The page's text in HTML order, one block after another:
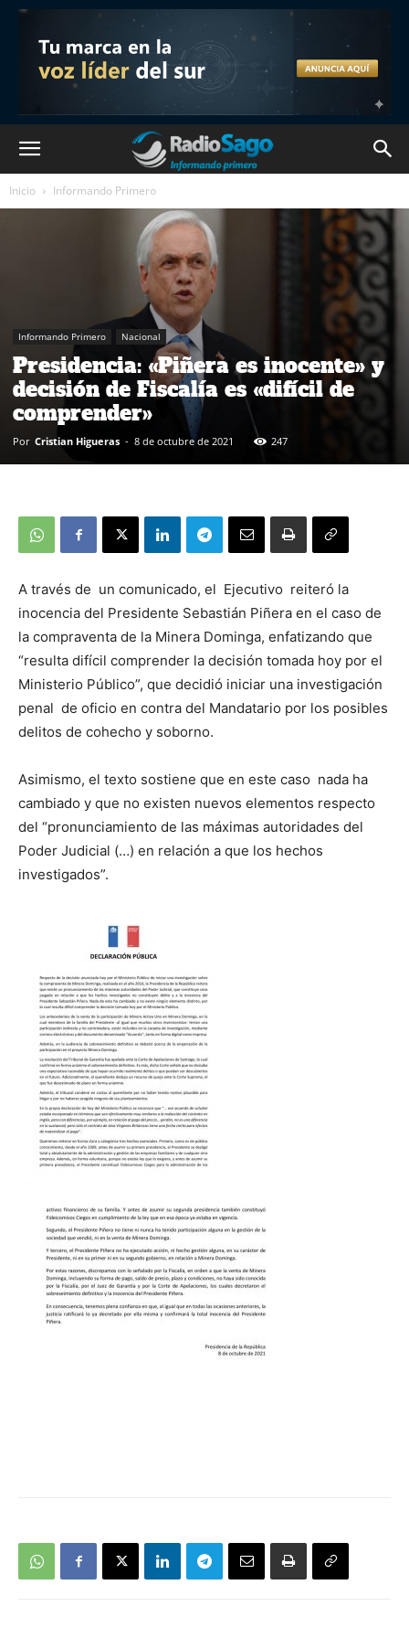
Inicio Informando Primero
Informando Primero Nacional
Presidencia: «Piñera es inocente» y
decisión de Fiscalía es «difícil de
comprender»
Por Cristian Higueras - 8 de octubre de 2021 247
A través de un comunicado, el Ejecutivo reiteró la
inocencia del Presidente Sebastián Piñera en el caso de
la compraventa de la Minera Dominga, enfatizando que
“resulta difícil comprender la decisión tomada hoy por el
Ministerio Público”, que decidió iniciar una investigación
penal de oficio en contra del Mandatario por los posibles
delitos de cohecho y soborno.
Asimismo, el texto sostiene que en este caso nada ha
cambiado y que no existen nuevos elementos respecto
del “pronunciamiento de las máximas autoridades del
Poder Judicial (…) en relación a que los hechos
investigados”.